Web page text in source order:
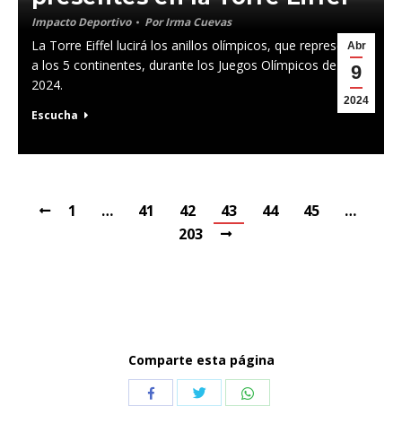
Abr
9
2024
Impacto Deportivo PorIrma Cuevas
La Torre Eiffel lucirá los anillos olímpicos, que representan
a los 5 continentes, durante los Juegos Olímpicos de París
2024.
Escucha
1 … 41 42 43 44 45
…
203
Comparte esta página
CompartirCompartirCompartir